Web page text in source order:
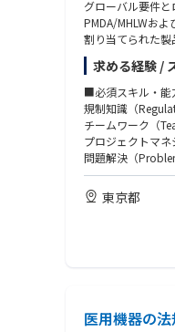
グローバル要件と
PMDA/MHLWお
割り当てられた製
必要に応じて、規
必要に応じて、部
求める経験 /
■必須スキル・能
規制知識（
チームワーク（
プロジェクトマ
問題解決（
コミュニケーシ
トしてきた実績。
コンプライアン
東京都
医用機器の